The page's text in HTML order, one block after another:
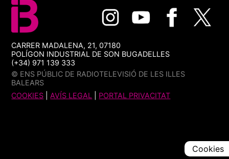
CARRER MADALENA, 21, 07180
POLÍGON INDUSTRIAL DE SON BUGADELLES
(+34) 971 139 333
© ENS PÚBLIC DE RADIOTELEVISIÓ DE LES ILLES
BALEARS
COOKIES |AVÍS LEGAL PORTAL PRIVACITAT
Cookies